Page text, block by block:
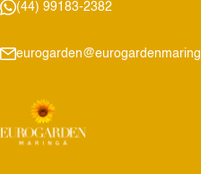
(44) 99183-2382